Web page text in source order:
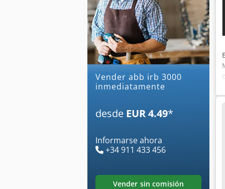
Vender abb irb 3000
inmediatamente
desde EUR 4.49*
Informarse ahora
+34 911 433 456
vender sin comisión